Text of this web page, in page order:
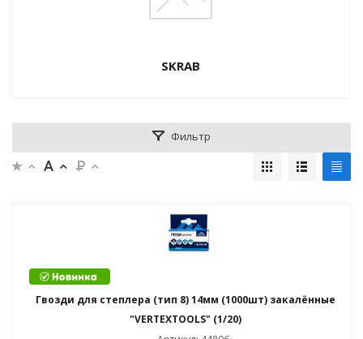
SKRAB
Фильтр
Гвозди для степлера (тип 8) 14мм (1000шт) закалённые
"VERTEXTOOLS" (1/20)